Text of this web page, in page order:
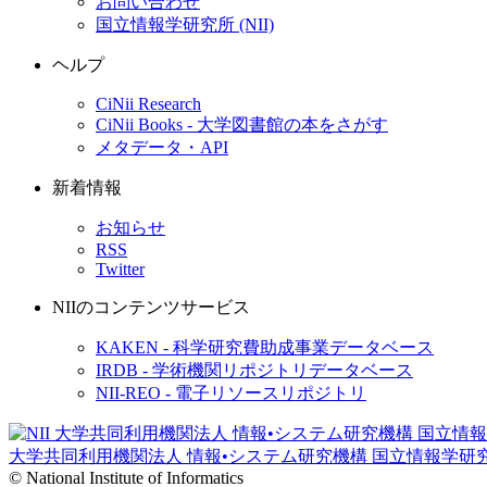
国立情報学研究所 (NII)
ヘルプ
CiNii Research
CiNii Books - 大学図書館の本をさがす
メタデータ・API
新着情報
お知らせ
RSS
Twitter
NIIのコンテンツサービス
KAKEN - 科学研究費助成事業データベース
IRDB - 学術機関リポジトリデータベース
NII-REO - 電子リソースリポジトリ
大学共同利用機関法人 情報•システム研究機構 国立情報学研
© National Institute of Informatics